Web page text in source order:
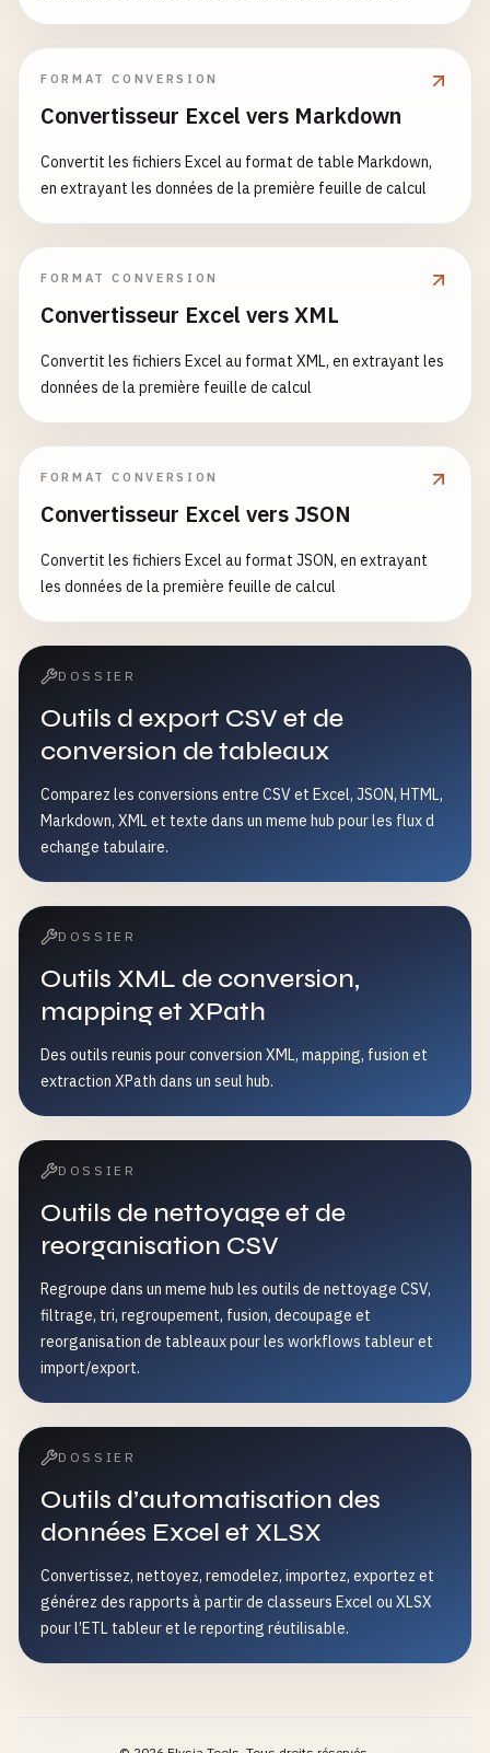
FORMAT CONVERSION
Convertisseur Excel vers Markdown
Convertit les fichiers Excel au format de table Markdown,
en extrayant les données de la première feuille de calcul
FORMAT CONVERSION
Convertisseur Excel vers XML
Convertit les fichiers Excel au format XML, en extrayant les
données de la première feuille de calcul
FORMAT CONVERSION
Convertisseur Excel vers JSON
Convertit les fichiers Excel au format JSON, en extrayant
les données de la première feuille de calcul
DOSSIER
Outils d export CSV et de
conversion de tableaux
Comparez les conversions entre CSV et Excel, JSON, HTML,
Markdown, XML et texte dans un meme hub pour les flux d
echange tabulaire.
DOSSIER
Outils XML de conversion,
mapping et XPath
Des outils reunis pour conversion XML, mapping, fusion et
extraction XPath dans un seul hub.
DOSSIER
Outils de nettoyage et de
reorganisation CSV
Regroupe dans un meme hub les outils de nettoyage CSV,
filtrage, tri, regroupement, fusion, decoupage et
reorganisation de tableaux pour les workflows tableur et
import/export.
DOSSIER
Outils d’automatisation des
données Excel et XLSX
Convertissez, nettoyez, remodelez, importez, exportez et
générez des rapports à partir de classeurs Excel ou XLSX
pour l’ETL tableur et le reporting réutilisable.